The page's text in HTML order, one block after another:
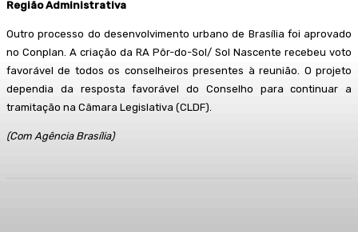
Região Administrativa
Outro processo do desenvolvimento urbano de Brasília foi aprovado
no Conplan. A criação da RA Pôr-do-Sol/ Sol Nascente recebeu voto
favorável de todos os conselheiros presentes à reunião. O projeto
dependia da resposta favorável do Conselho para continuar a
tramitação na Câmara Legislativa (CLDF).
(Com Agência Brasília)